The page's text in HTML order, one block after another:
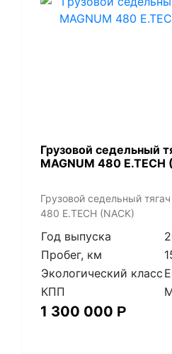
​Грузовой седельный
MAGNUM 480 E.TECH
​Грузовой седельный
480 E.TECH (NACK)
Год выпуска
Пробег, км
Экологический класс
КПП
1 300 000 Р